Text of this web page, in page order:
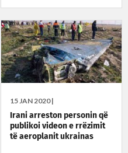
15 JAN 2020 |
Irani arreston personin që
publikoi videon e rrëzimit
të aeroplanit ukrainas